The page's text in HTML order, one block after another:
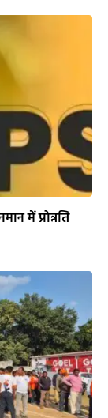
में प्रोन्नति